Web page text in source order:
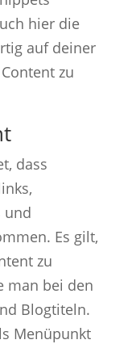
hier die
auf deiner
zu
dass
und
Es gilt,
zu
man bei den
Blogtiteln.
Menüpunkt